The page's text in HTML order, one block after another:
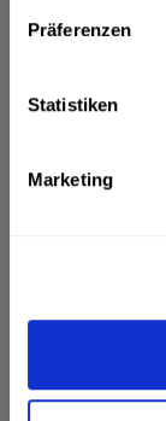
Präferenzen
Statistiken
Marketing
Hersteller
Winsbergring
45,0% volmehr
Kunden haben
Tekirdag Raki
Regionen,